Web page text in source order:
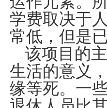
学费取决于
常低，但是
该项目的
生活的意义
缘等死。一